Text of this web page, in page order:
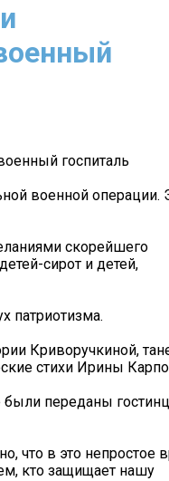
госпиталь
военной операции.
скорейшего
сирот и детей,
патриотизма.
Криворучкиной,
стихи Ирины
были переданы
что в это непростое
кто защищает нашу